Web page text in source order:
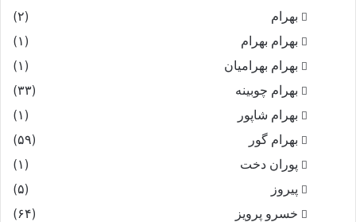
بهرام
(۲)
بهرام بهرام
(۱)
بهرام بهرامیان‏
(۱)
بهرام چوبینه
(۳۳)
بهرام شاپور
(۱)
بهرام گور
(۵۹)
پوران دخت
(۱)
پیروز
(۵)
خسرو پرویز
(۶۴)